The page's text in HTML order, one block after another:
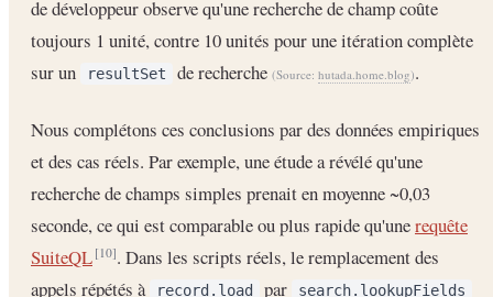
de développeur observe qu'une recherche de champ coûte
toujours 1 unité, contre 10 unités pour une itération complète
sur un
resultSet de recherche (Source: hutada.home.blog).
Nous complétons ces conclusions par des données empiriques
et des cas réels. Par exemple, une étude a révélé qu'une
recherche de champs simples prenait en moyenne ~0,03
seconde, ce qui est comparable ou plus rapide qu'unerequête
SuiteQL [10]. Dans les scripts réels, le remplacement des
appels répétés à
record.load par search.lookupFields